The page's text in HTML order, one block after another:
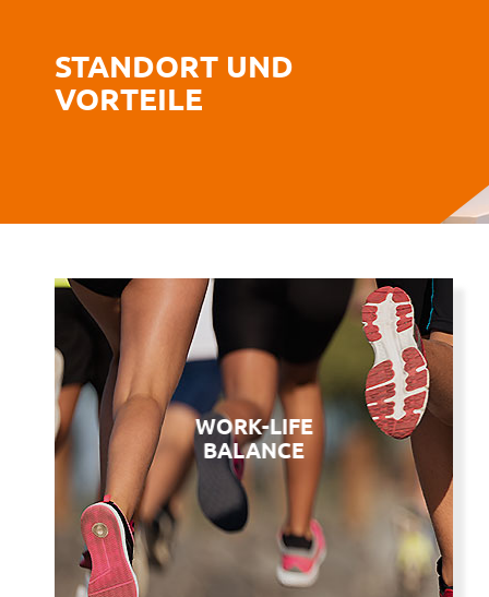
STANDORT­ UND
VORTEILE
WORK-LIFE
BALANCE
WORK-LIFE
BALANCE
Fordern und fördern -
Auch Ihre Freizeit liegt uns
am Herzen.